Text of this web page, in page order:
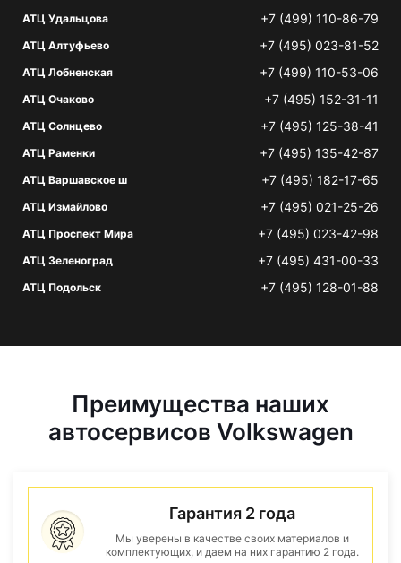
АТЦ Удальцова +7 (499) 110-86-79
АТЦ Алтуфьево +7 (495) 023-81-52
АТЦ Лобненская +7 (499) 110-53-06
АТЦ Очаково +7 (495) 152-31-11
АТЦ Солнцево +7 (495) 125-38-41
АТЦ Раменки +7 (495) 135-42-87
АТЦ Варшавское ш +7 (495) 182-17-65
АТЦ Измайлово +7 (495) 021-25-26
АТЦ Проспект Мира +7 (495) 023-42-98
АТЦ Зеленоград +7 (495) 431-00-33
АТЦ Подольск +7 (495) 128-01-88
Преимущества наших
автосервисов Volkswagen
Гарантия 2 года
Мы уверены в качестве своих материалов и
комплектующих, и даем на них гарантию 2 года.